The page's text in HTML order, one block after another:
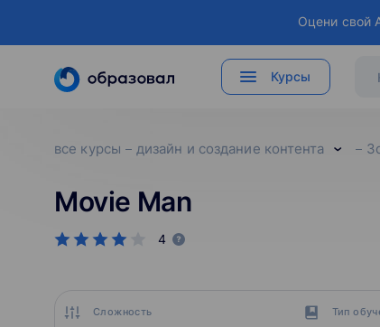
Оцени свой
Курсы
все курсы дизайн и создание контента
Movie Man
4
Сложность Тип